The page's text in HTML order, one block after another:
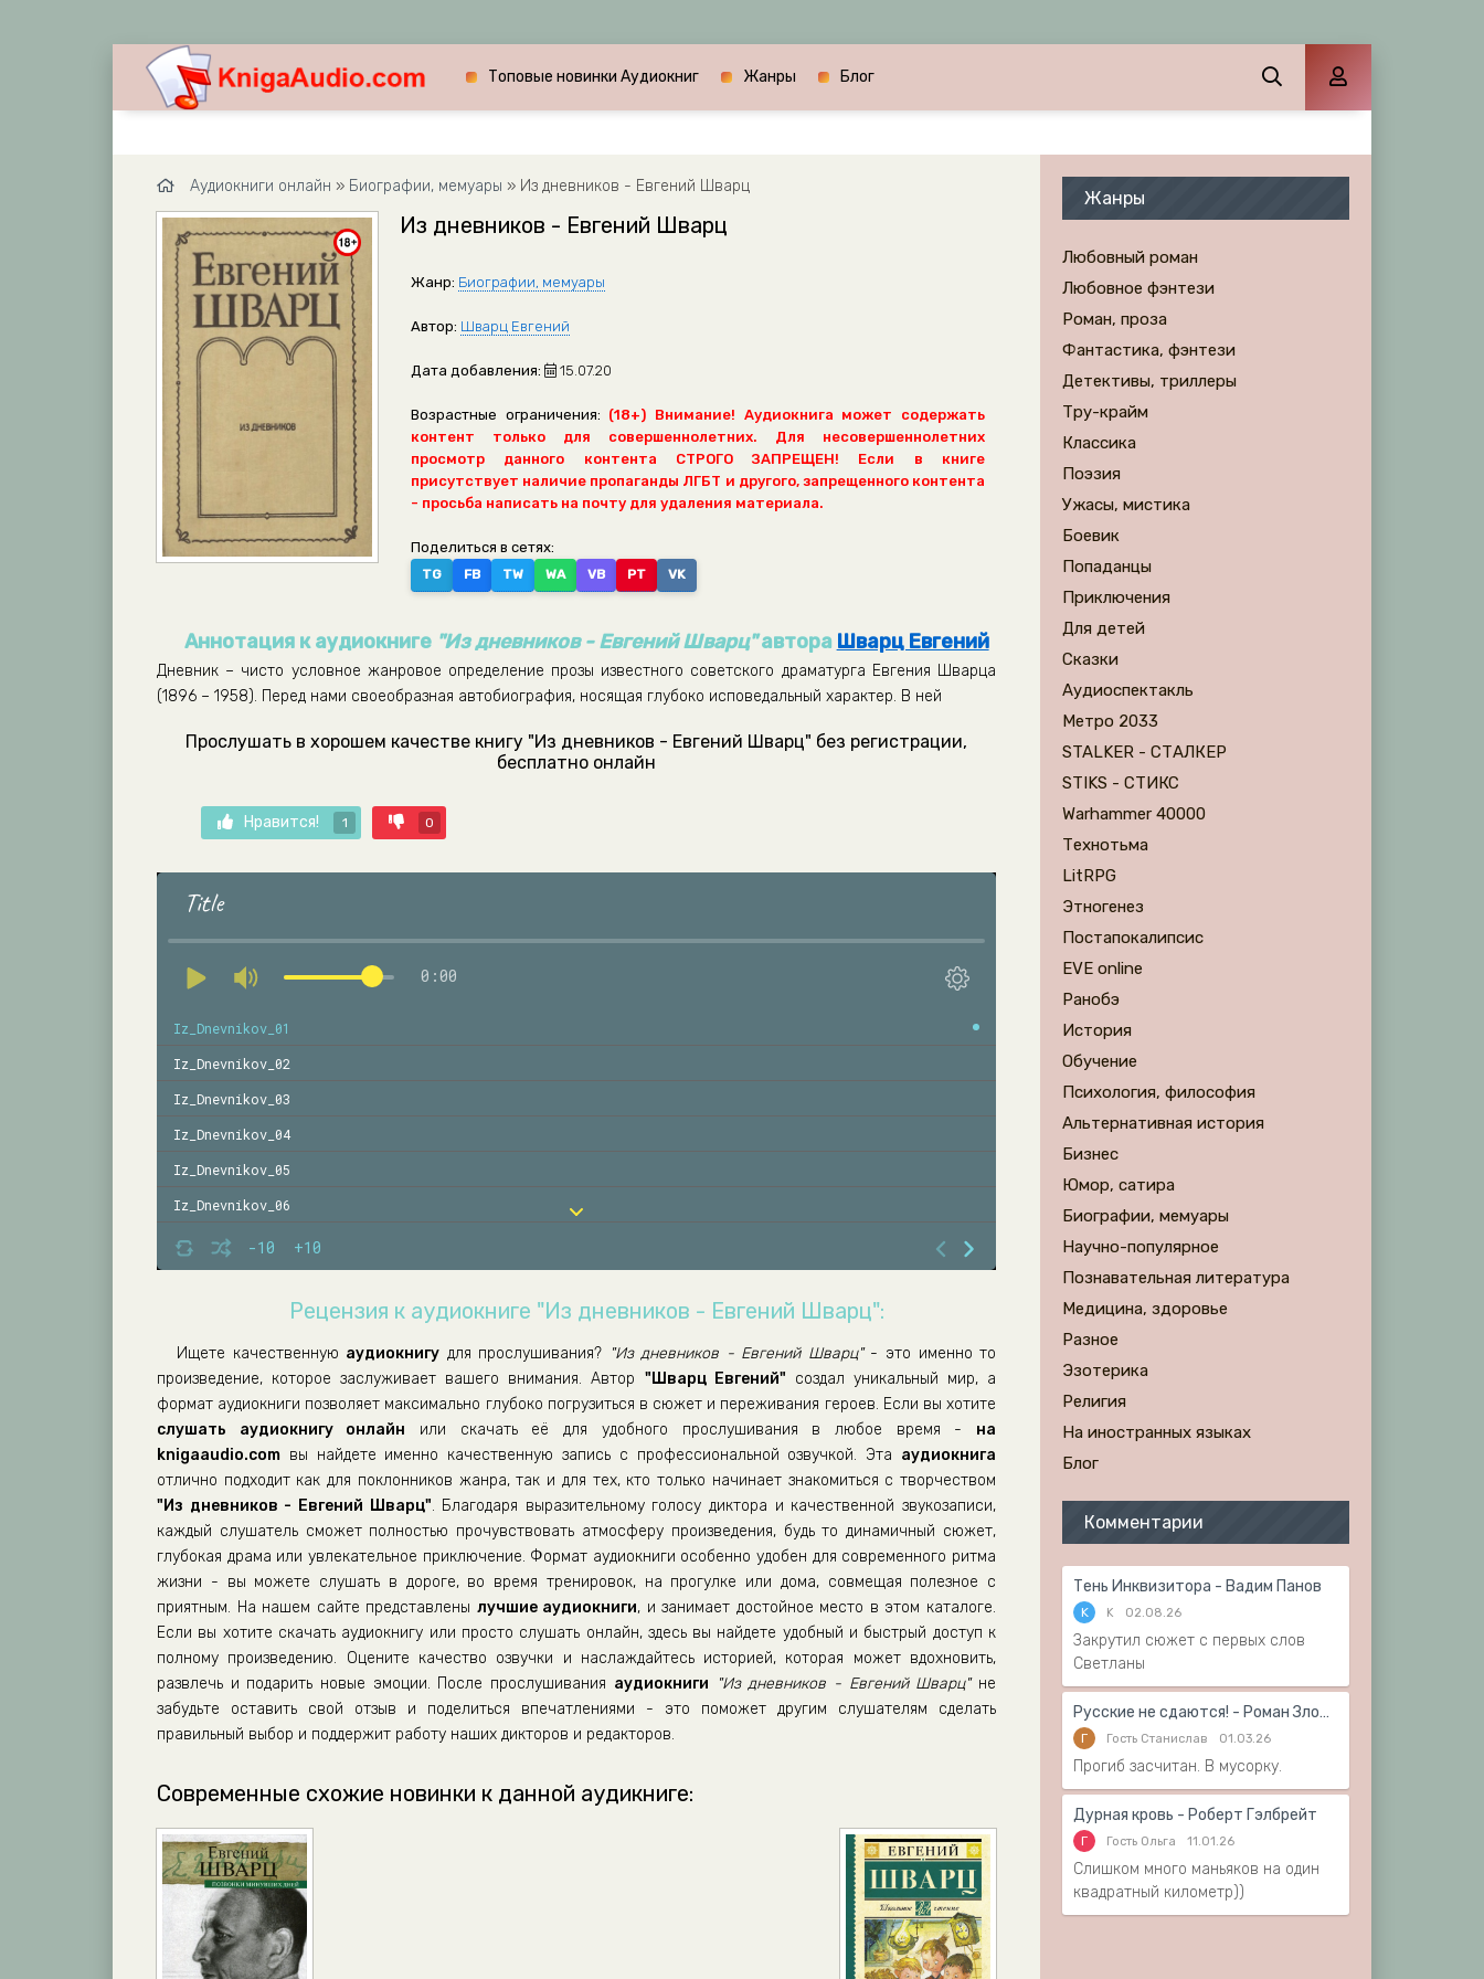
Топовые новинки Аудиокниг Жанры Блог
Аудиокниги онлайн » Биографии, мемуары » Из дневников - Евгений Шварц
Из дневников - Евгений Шварц
Жанр: Биографии, мемуары
Автор: Шварц Евгений
Дата добавления: 15.07.20
Возрастные ограничения: (18+) Внимание! Аудиокнига может содержать
контент только для совершеннолетних. Для несовершеннолетних
просмотр данного контента СТРОГО ЗАПРЕЩЕН! Если в книге
присутствует наличие пропаганды ЛГБТ и другого, запрещенного контента
- просьба написать на почту для удаления материала.
Поделиться в сетях:
TG FB TW WA VB PT VK
Аннотация к аудиокниге "Из дневников - Евгений Шварц"автора Шварц Евгений
Дневник – чисто условное жанровое определение прозы известного советского драматурга Евгения Шварца
(1896 – 1958). Перед нами своеобразная автобиография, носящая глубоко исповедальный характер. В ней
Прослушать в хорошем качестве книгу "Из дневников - Евгений Шварц" без регистрации,
бесплатно онлайн
Нравится! 1 0
Title
0:00
-10 +10
Iz_Dnevnikov_01
Iz_Dnevnikov_02
Iz_Dnevnikov_03
Iz_Dnevnikov_04
Iz_Dnevnikov_05
Iz_Dnevnikov_06
Iz_Dnevnikov_07
Iz_Dnevnikov_08
Iz_Dnevnikov_10
Iz_Dnevnikov_11
Iz_Dnevnikov_12
Iz_Dnevnikov_13
Iz_Dnevnikov_14
Iz_Dnevnikov_15
Iz_Dnevnikov_16
Iz_Dnevnikov_18
Iz_Dnevnikov_19
Iz_Dnevnikov_20
Iz_Dnevnikov_21
Iz_Dnevnikov_23
Iz_Dnevnikov_24
Iz_Dnevnikov_25
Iz_Dnevnikov_26
Iz_Dnevnikov_27
Рецензия к аудиокниге "Из дневников - Евгений Шварц":
Ищете качественную аудиокнигу для прослушивания? "Из дневников - Евгений Шварц"- это именно то
произведение, которое заслуживает вашего внимания. Автор "Шварц Евгений" создал уникальный мир, а
формат аудиокниги позволяет максимально глубоко погрузиться в сюжет и переживания героев. Если вы хотите
слушать аудиокнигу онлайн или скачать её для удобного прослушивания в любое время - на
knigaaudio.com вы найдете именно качественную запись с профессиональной озвучкой. Эта аудиокнига
отлично подходит как для поклонников жанра, так и для тех, кто только начинает знакомиться с творчеством
"Из дневников - Евгений Шварц". Благодаря выразительному голосу диктора и качественной звукозаписи,
каждый слушатель сможет полностью прочувствовать атмосферу произведения, будь то динамичный сюжет,
глубокая драма или увлекательное приключение. Формат аудиокниги особенно удобен для современного ритма
жизни - вы можете слушать в дороге, во время тренировок, на прогулке или дома, совмещая полезное с
приятным. На нашем сайте представлены лучшие аудиокниги, и занимает достойное место в этом каталоге.
Если вы хотите скачать аудиокнигу или просто слушать онлайн, здесь вы найдете удобный и быстрый доступ к
полному произведению. Оцените качество озвучки и наслаждайтесь историей, которая может вдохновить,
развлечь и подарить новые эмоции. После прослушивания аудиокниги "Из дневников - Евгений Шварц"не
забудьте оставить свой отзыв и поделиться впечатлениями - это поможет другим слушателям сделать
правильный выбор и поддержит работу наших дикторов и редакторов.
Современные схожие новинки к данной аудикниге:
Жанры
Любовный роман
Любовное фэнтези
Роман, проза
Фантастика, фэнтези
Детективы, триллеры
Тру-крайм
Классика
Поэзия
Ужасы, мистика
Боевик
Попаданцы
Приключения
Для детей
Сказки
Аудиоспектакль
Метро 2033
STALKER - СТАЛКЕР
STIKS - СТИКС
Warhammer 40000
Технотьма
LitRPG
Этногенез
Постапокалипсис
EVE online
Ранобэ
История
Обучение
Психология, философия
Альтернативная история
Бизнес
Юмор, сатира
Биографии, мемуары
Научно-популярное
Познавательная литература
Медицина, здоровье
Разное
Эзотерика
Религия
На иностранных языках
Блог
Комментарии
Тень Инквизитора - Вадим Панов
K K 02.08.26
Закрутил сюжет с первых слов
Светланы
Русские не сдаются! - Роман Злотников
Г Гость Станислав 01.03.26
Прогиб засчитан. В мусорку.
Дурная кровь - Роберт Гэлбрейт
Г Гость Ольга 11.01.26
Слишком много маньяков на один
квадратный километр))